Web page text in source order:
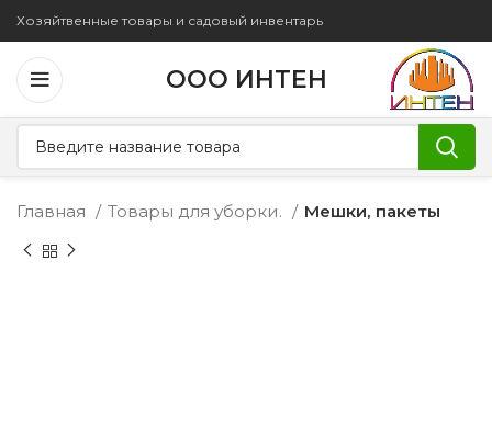
Хозяйтвенные товары и садовый инвентарь
ООО ИНТЕН
Главная Товары для уборки. Мешки, пакеты